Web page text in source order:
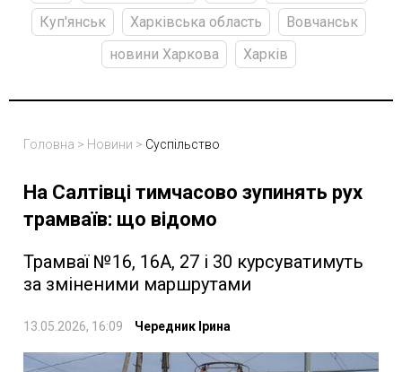
Куп'янськ
Харківська область
Вовчанськ
новини Харкова
Харків
Головна > Новини > Суспільство
На Салтівці тимчасово зупинять рух
трамваїв: що відомо
Трамваї №16, 16А, 27 і 30 курсуватимуть
за зміненими маршрутами
13.05.2026, 16:09 Чередник Ірина